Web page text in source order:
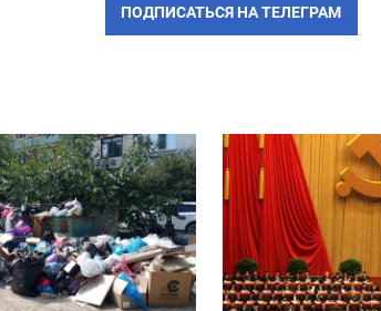
ПОДПИСАТЬСЯ НА ТЕЛЕГРАМ